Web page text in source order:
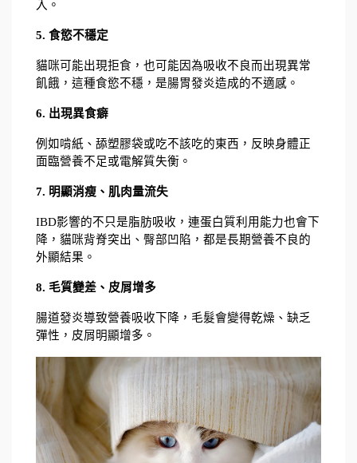
入。
5. 食慾不穩定
貓咪可能出現拒食，也可能因為吸收不良而出現異常
飢餓，這種食慾不穩，是腸胃發炎造成的不適感。
6. 出現異食癖
例如啃紙、舔塑膠袋或吃不該吃的東西，反映身體正
面臨營養不足或電解質失衡。
7. 明顯消瘦、肌肉量流失
IBD影響的不只是脂肪吸收，連蛋白質利用能力也會下
降，貓咪背脊突出、臀部凹陷，都是長期營養不良的
外顯結果。
8. 毛質變差、皮屑增多
腸道發炎導致營養吸收下降，毛髮會變得乾燥、缺乏
彈性，皮屑明顯增多。